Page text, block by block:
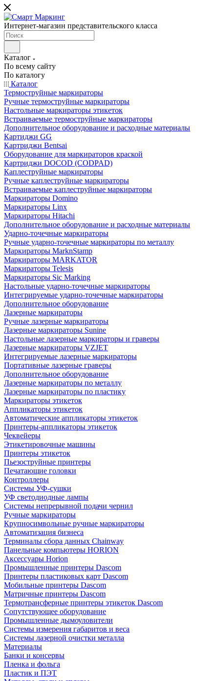
Интернет-магазин представительского класса
Каталог
По всему сайту
По каталогу
Каталог
Термоструйные маркираторы
Ручные термоструйные маркираторы
Настольные маркираторы этикеток
Встраиваемые термоструйные маркираторы
Дополнительное оборудование и расходные материалы
Картиджи GG
Картриджи Bentsai
Оборудование для маркираторов краской
Картриджи DOCOD (CODPAD)
Каплеструйные маркираторы
Ручные каплеструйные маркираторы
Встраиваемые каплеструйные маркираторы
Маркираторы Domino
Маркираторы Linx
Маркираторы Hitachi
Дополнительное оборудование и расходные материалы
Ударно-точечные маркираторы
Ручные ударно-точечные маркираторы по металлу
Маркираторы MarknStamp
Маркираторы MARKATOR
Маркираторы Telesis
Маркираторы Sic Marking
Настольные ударно-точечные маркираторы
Интегрируемые ударно-точечные маркираторы
Дополнительное оборудование
Лазерные маркираторы
Ручные лазерные маркираторы
Лазерные маркираторы Sunine
Настольные лазерные маркираторы и граверы
Лазерные маркираторы VZJET
Интегрируемые лазерные маркираторы
Портативные лазерные граверы
Дополнительное оборудование
Лазерные маркираторы по металлу
Лазерные маркираторы по пластику
Маркираторы этикеток
Аппликаторы этикеток
Автоматические аппликаторы этикеток
Принтеры-аппликаторы этикеток
Чеквейеры
Этикетировочные машины
Принтеры этикеток
Пьезоструйные принтеры
Печатающие головки
Контроллеры
Системы УФ-сушки
УФ светодиодные лампы
Системы непрерывной подачи чернил
Ручные маркираторы
Крупносимвольные ручные маркираторы
Автоматизация бизнеса
Терминалы сбора данных Chainway
Панельные компьютеры HORION
Аксессуары Horion
Промышленные принтеры Dascom
Принтеры пластиковых карт Dascom
Мобильные принтеры Dascom
Матричные принтеры Dascom
Термотрансферные принтеры этикеток Dascom
Сопутствующее оборудование
Промышленные дымоуловители
Системы измерения габаритов и веса
Системы лазерной очистки металла
Материалы
Банки и консервы
Пленка и фольга
Пластик и ПЭТ